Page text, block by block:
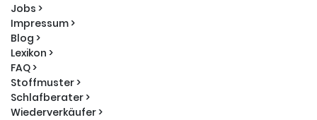
Jobs >
Impressum >
Blog >
Lexikon >
FAQ >
Stoffmuster >
Schlafberater >
Wiederverkäufer >